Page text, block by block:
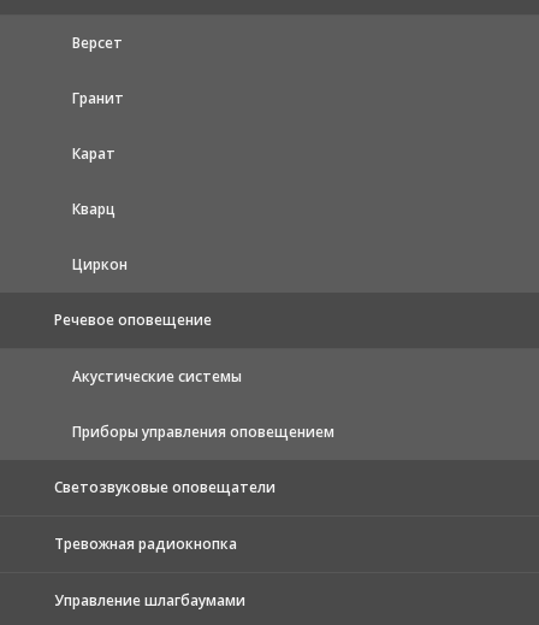
Версет
Гранит
Карат
Кварц
Циркон
Речевое оповещение
Акустические системы
Приборы управления оповещением
Светозвуковые оповещатели
Тревожная радиокнопка
Управление шлагбаумами